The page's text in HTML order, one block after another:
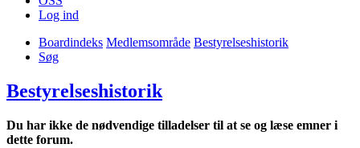
Log ind
Boardindeks Medlemsområde Bestyrelseshistorik
Søg
Bestyrelseshistorik
Du har ikke de nødvendige tilladelser til at se og læse emner i
dette forum.